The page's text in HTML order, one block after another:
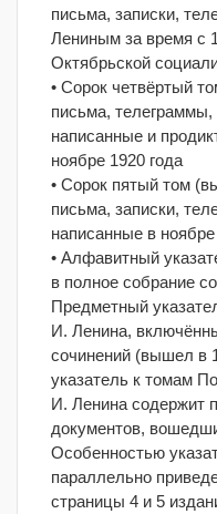
письма, записки,
Лениным за время с
Октябрьской
• Сорок четвёртый
письма, телеграммы,
написанные и
ноябре 1920 года
• Сорок пятый том
письма, записки,
написанные в
• Алфавитный
в полное собрание
Предметный
И. Ленина,
сочинений (вышел
указатель к томам
И. Ленина содержит
документов,
Особенностью
параллельно
страницы 4 и 5